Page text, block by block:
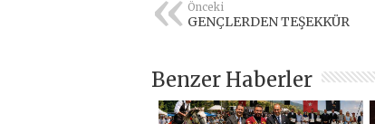
Önceki
GENÇLERDEN TEŞEKKÜR
Benzer Haberler